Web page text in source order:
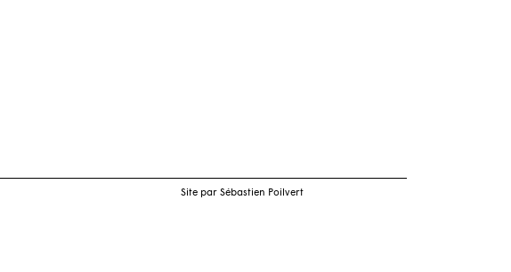
Site par Sébastien Poilvert